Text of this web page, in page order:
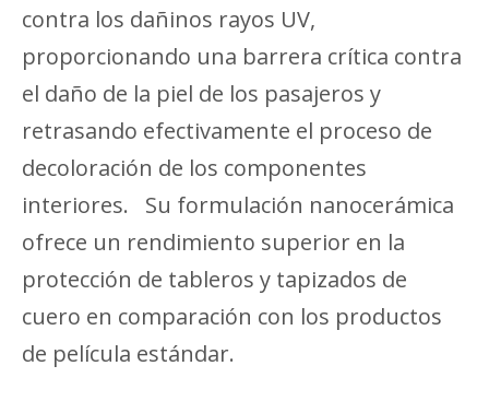
contra los dañinos rayos UV,
proporcionando una barrera crítica contra
el daño de la piel de los pasajeros y
retrasando efectivamente el proceso de
decoloración de los componentes
interiores. Su formulación nanocerámica
ofrece un rendimiento superior en la
protección de tableros y tapizados de
cuero en comparación con los productos
de película estándar.